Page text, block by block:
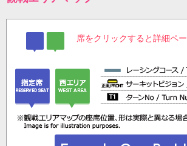
席をクリックすると詳細ペ